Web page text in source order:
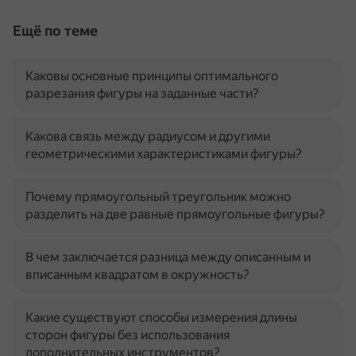
Ещё по теме
Каковы основные принципы оптимального
разрезания фигуры на заданные части?
Какова связь между радиусом и другими
геометрическими характеристиками фигуры?
Почему прямоугольный треугольник можно
разделить на две равные прямоугольные фигуры?
В чем заключается разница между описанным и
вписанным квадратом в окружность?
Какие существуют способы измерения длины
сторон фигуры без использования
дополнительных инструментов?